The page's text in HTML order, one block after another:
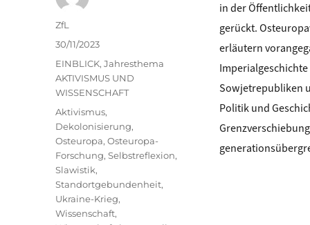
in der
gerückt.
erläutern
Sowjetrepubliken
Politik und
Autor
ZfL
Veröffentlicht
30/11/2023
Kategorien
EINBLICK,Jahresthema
AKTIVISMUS UND
WISSENSCHAFT
Schlagwörter
Aktivismus,
Dekolonisierung,
Osteuropa,Osteuropa-
Forschung,Selbstreflexion,
Slawistik,
Standortgebundenheit,
Ukraine-Krieg,
Wissenschaft,